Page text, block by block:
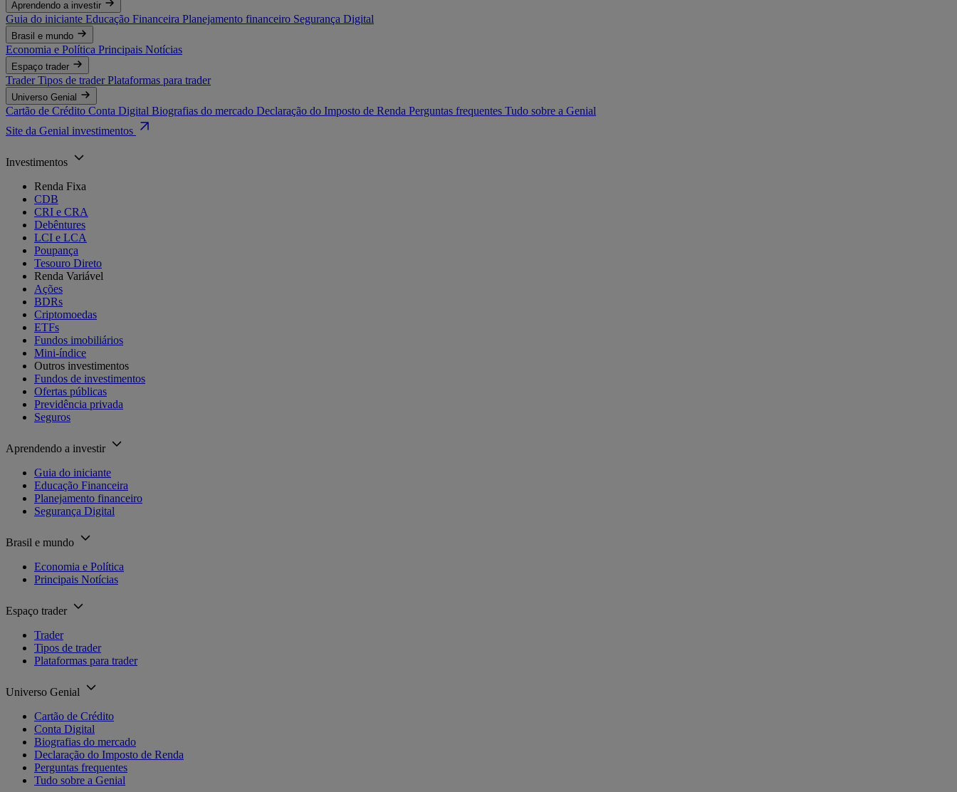
Aprendendo a investir
Guia do iniciante Educação Financeira Planejamento financeiro Segurança Digital
Brasil e mundo
Economia e Política Principais Notícias
Espaço trader
TraderTipos de traderPlataformas para trader
Universo Genial
Cartão de Crédito Conta Digital Biografias do mercado Declaração do Imposto de Renda Perguntas frequentes Tudo sobre a Genial
Site da Genial investimentos
Investimentos
Renda Fixa
CDB
CRI e CRA
Debêntures
LCI e LCA
Poupança
Tesouro Direto
Renda Variável
Ações
BDRs
Criptomoedas
ETFs
Fundos imobiliários
Mini-índice
Outros investimentos
Fundos de investimentos
Ofertas públicas
Previdência privada
Seguros
Aprendendo a investir
Guia do iniciante
Educação Financeira
Planejamento financeiro
Segurança Digital
Brasil e mundo
Economia e Política
Principais Notícias
Espaço trader
Trader
Tipos de trader
Plataformas para trader
Universo Genial
Cartão de Crédito
Conta Digital
Biografias do mercado
Declaração do Imposto de Renda
Perguntas frequentes
Tudo sobre a Genial